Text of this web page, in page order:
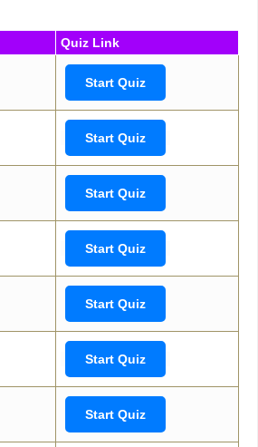
Quiz Link
Start Quiz
Start Quiz
Start Quiz
Start Quiz
Start Quiz
Start Quiz
Start Quiz